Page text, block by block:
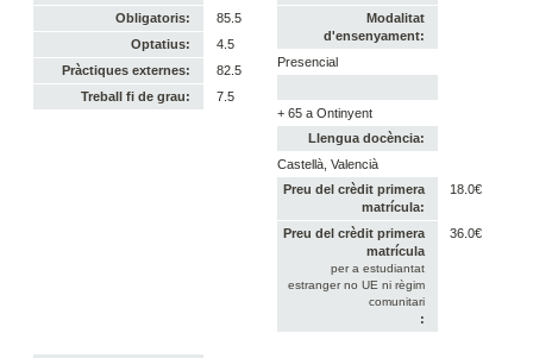
Obligatoris:
85.5
Optatius:
4.5
Pràctiques externes:
82.5
Treball fi de grau:
7.5
Modalitat
d'ensenyament:
Presencial
+ 65 a Ontinyent
Llengua docència:
Castellà, Valencià
Preu del crèdit primera
matrícula:
18.0€
Preu del crèdit primera
matrícula
per a estudiantat
estranger no UE ni règim
comunitari
:
36.0€